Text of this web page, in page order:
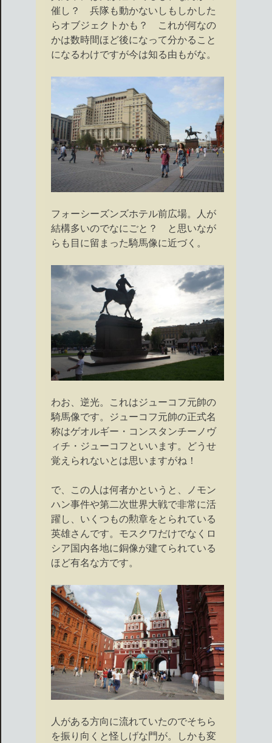
催し？ 兵隊も動かないしもしかした
らオブジェクトかも？ これが何なの
かは数時間ほど後になって分かること
になるわけですが今は知る由もがな。
フォーシーズンズホテル前広場。人が
結構多いのでなにごと？ と思いなが
らも目に留まった騎馬像に近づく。
わお、逆光。これはジューコフ元帥の
騎馬像です。ジューコフ元帥の正式名
称はゲオルギー・コンスタンチーノヴ
ィチ・ジューコフといいます。どうせ
覚えられないとは思いますがね！
で、この人は何者かというと、ノモン
ハン事件や第二次世界大戦で非常に活
躍し、いくつもの勲章をとられている
英雄さんです。モスクワだけでなくロ
シア国内各地に銅像が建てられている
ほど有名な方です。
人がある方向に流れていたのでそちら
を振り向くと怪しげな門が。しかも変